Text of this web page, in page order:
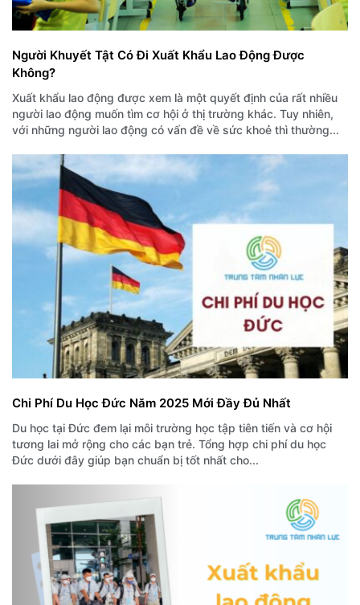
Người Khuyết Tật Có Đi Xuất Khẩu Lao Động Được
Không?
Xuất khẩu lao động được xem là một quyết định của rất nhiều
người lao động muốn tìm cơ hội ở thị trường khác. Tuy nhiên,
với những người lao động có vấn đề về sức khoẻ thì thường...
Chi Phí Du Học Đức Năm 2025 Mới Đầy Đủ Nhất
Du học tại Đức đem lại môi trường học tập tiên tiến và cơ hội
tương lai mở rộng cho các bạn trẻ. Tổng hợp chi phí du học
Đức dưới đây giúp bạn chuẩn bị tốt nhất cho...